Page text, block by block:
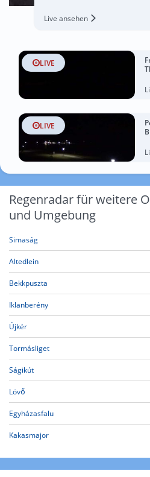
Live ansehen
LIVE
LIVE
Regenradar für weitere
und Umgebung
Simaság
Altedlein
Bekkpuszta
Iklanberény
Újkér
Tormásliget
Ságikút
Lövő
Egyházasfalu
Kakasmajor